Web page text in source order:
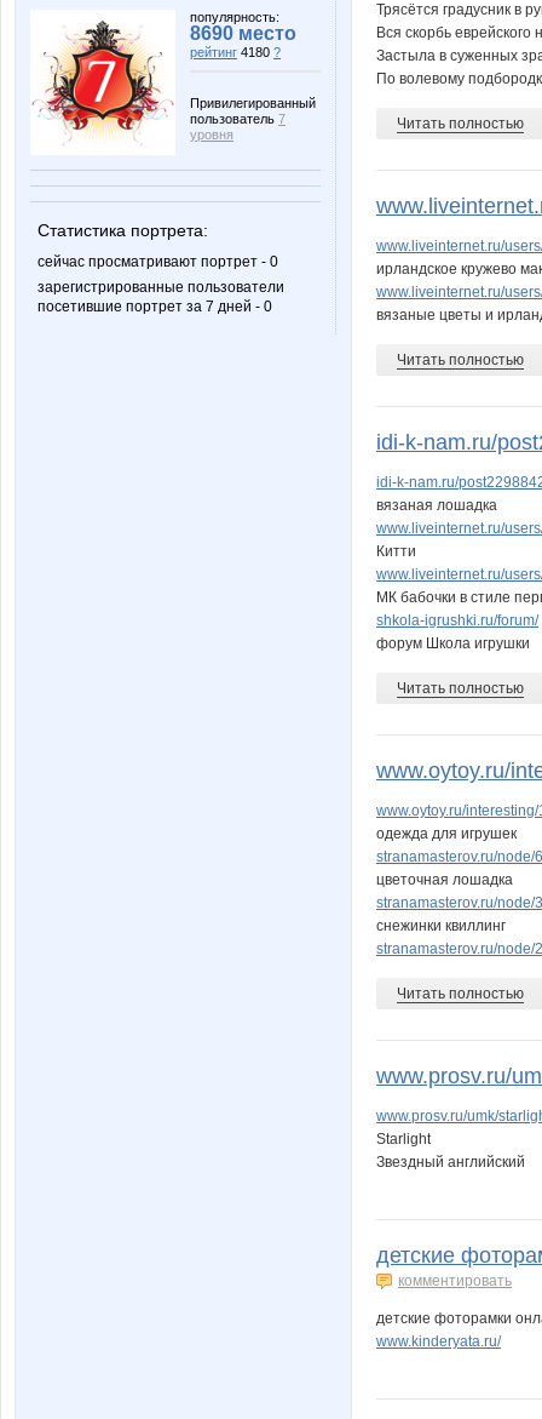
популярность:
8690 место
рейтинг 4180 ?
Привилегированный
пользователь 7
уровня
Статистика портрета:
сейчас просматривают портрет - 0
зарегистрированные пользователи
посетившие портрет за 7 дней - 0
kamelek kengy
vishenka77 z@y@
Трясётся градусник в
Вся скорбь еврейского
Застыла в суженных
По волевому
Читать полностью
www.liveinternet.ru/
ирландское кружево
www.liveinternet.ru/
вязаные цветы и
Читать полностью
idi-k-nam.ru/
idi-k-nam.ru/
вязаная лошадка
www.liveinternet.ru/
Китти
www.liveinternet.ru/
МК бабочки в стиле
shkola-igrushki.ru/forum/
форум Школа игрушки
Читать полностью
www.oytoy.ru/
www.oytoy.ru/
одежда для игрушек
stranamasterov.ru/node/
цветочная лошадка
stranamasterov.ru/
снежинки квиллинг
stranamasterov.ru/node/
Читать полностью
www.prosv.ru/
www.prosv.ru/umk/
Starlight
Звездный английский
детские
комментировать
детские фоторамки
www.kinderyata.ru/